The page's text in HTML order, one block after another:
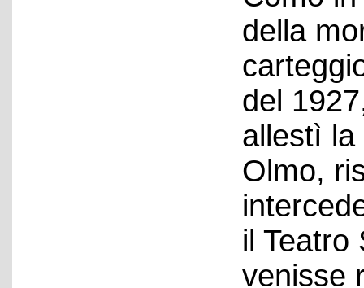
della
del
allestì la
Olmo,
il Teatro
venisse